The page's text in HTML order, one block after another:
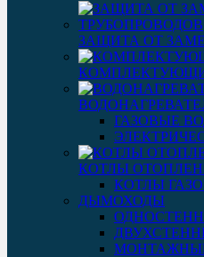
ЗАЩИТА ОТ
ГАЗОВЫЕ
КОТЛЫ
КОТЛЫ
ДЫМОХОДЫ